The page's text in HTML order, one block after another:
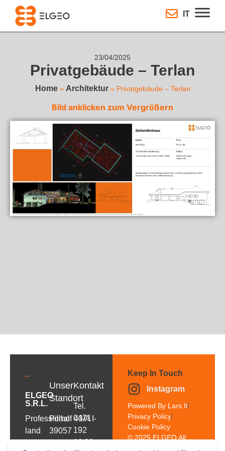
IT
23/04/2025
Privatgebäude – Terlan
Home» Architektur» Privatgebäude – Terlan
Bild anklicken zum Vergrößern
ELGEO
S.r.l.
Professional
land
Unser
Standort
Pillhof 43/A I-
39057
Kontakt
Tel.
0471
192
16 92
Keep In Touch
Instagram
Powered By Lars.it
Privacy Policy
Cookie Policy
© 2025 ELGEO All